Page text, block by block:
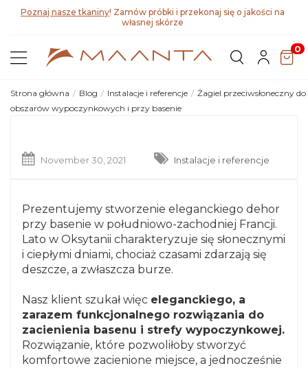
Poznaj nasze tkaniny! Zamów próbki i przekonaj się o jakości na
własnej skórze
0
Strona główna Blog Instalacje i referencje
Żagiel przeciwsłoneczny do
obszarów wypoczynkowych i przy basenie
November 30, 2021 Instalacje i referencje
Prezentujemy stworzenie eleganckiego dehor
przy basenie w południowo-zachodniej Francji.
Lato w Oksytanii charakteryzuje się słonecznymi
i ciepłymi dniami, chociaż czasami zdarzają się
deszcze, a zwłaszcza burze.
Nasz klient szukał więc eleganckiego, a
zarazem funkcjonalnego rozwiązania do
zacienienia basenu i strefy wypoczynkowej.
Rozwiązanie, które pozwoliłoby stworzyć
komfortowe zacienione miejsce, a jednocześnie